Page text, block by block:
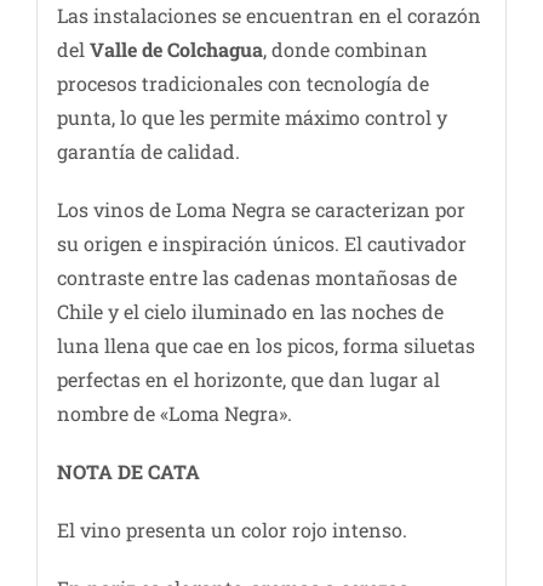
Las instalaciones se encuentran en el corazón
del Valle de Colchagua, donde combinan
procesos tradicionales con tecnología de
punta, lo que les permite máximo control y
garantía de calidad.
Los vinos de Loma Negra se caracterizan por
su origen e inspiración únicos. El cautivador
contraste entre las cadenas montañosas de
Chile y el cielo iluminado en las noches de
luna llena que cae en los picos, forma siluetas
perfectas en el horizonte, que dan lugar al
nombre de «Loma Negra».
NOTA DE CATA
El vino presenta un color rojo intenso.